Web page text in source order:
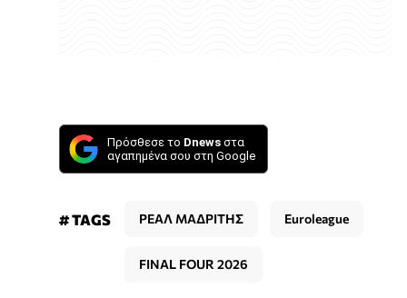
Πρόσθεσε το Dnews στα
αγαπημένα σου στη Google
# TAGS ΡΕΑΛ ΜΑΔΡΙΤΗΣ Euroleague
FINAL FOUR 2026